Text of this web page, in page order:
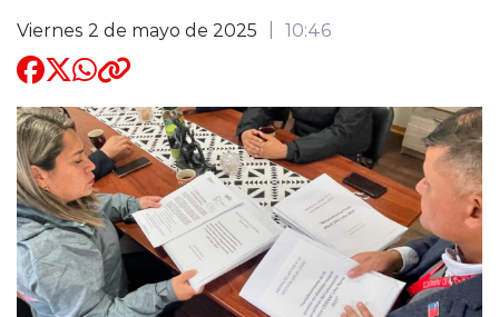
modo claro
Viernes 2 de mayo de 2025 10:46